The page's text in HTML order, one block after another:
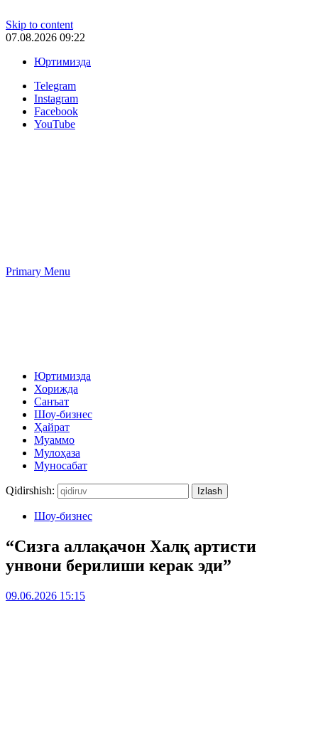
Skip to content
07.08.2026 09:22
Юртимизда
Telegram
Instagram
Facebook
YouTube
Primary Menu
Юртимизда
Хорижда
Санъат
Шоу-бизнес
Ҳайрат
Муаммо
Мулоҳаза
Муносабат
Qidirshish:
Шоу-бизнес
“Сизга аллақачон Халқ артисти
унвони берилиши керак эди”
09.06.2026 15:15